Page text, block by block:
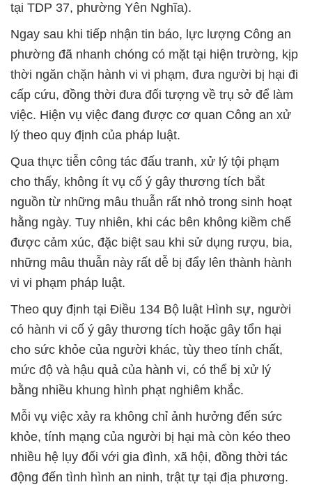
tại TDP 37, phường Yên Nghĩa).
Ngay sau khi tiếp nhận tin báo, lực lượng Công an
phường đã nhanh chóng có mặt tại hiện trường, kịp
thời ngăn chặn hành vi vi phạm, đưa người bị hại đi
cấp cứu, đồng thời đưa đối tượng về trụ sở để làm
việc. Hiện vụ việc đang được cơ quan Công an xử
lý theo quy định của pháp luật.
Qua thực tiễn công tác đấu tranh, xử lý tội phạm
cho thấy, không ít vụ cố ý gây thương tích bắt
nguồn từ những mâu thuẫn rất nhỏ trong sinh hoạt
hằng ngày. Tuy nhiên, khi các bên không kiềm chế
được cảm xúc, đặc biệt sau khi sử dụng rượu, bia,
những mâu thuẫn này rất dễ bị đẩy lên thành hành
vi vi phạm pháp luật.
Theo quy định tại Điều 134 Bộ luật Hình sự, người
có hành vi cố ý gây thương tích hoặc gây tổn hại
cho sức khỏe của người khác, tùy theo tính chất,
mức độ và hậu quả của hành vi, có thể bị xử lý
bằng nhiều khung hình phạt nghiêm khắc.
Mỗi vụ việc xảy ra không chỉ ảnh hưởng đến sức
khỏe, tính mạng của người bị hại mà còn kéo theo
nhiều hệ lụy đối với gia đình, xã hội, đồng thời tác
động đến tình hình an ninh, trật tự tại địa phương.